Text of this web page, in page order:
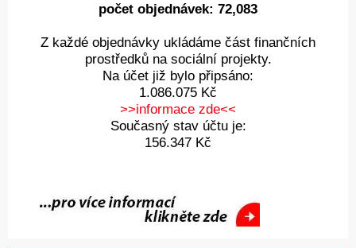
počet objednávek: 72,349
Z každé objednávky ukládáme část finančních
prostředků na sociální projekty.
Na účet již bylo připsáno:
1.086.075 Kč
>>informace zde<<
Současný stav účtu je:
156.347 Kč